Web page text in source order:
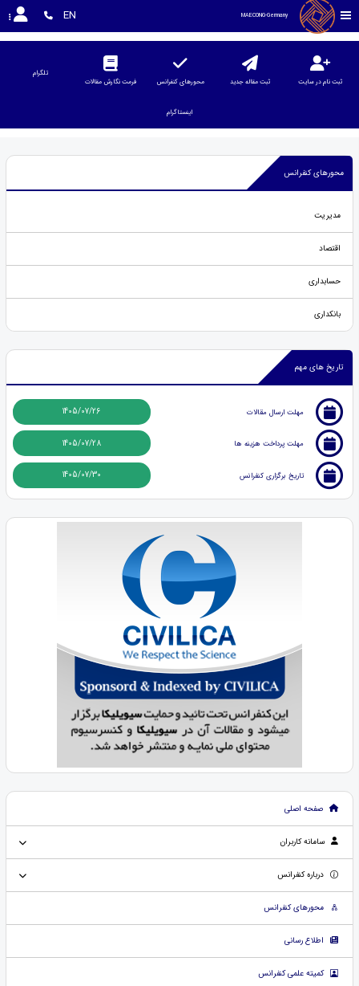
MAECONG-Germany
EN
ثبت نام در سایت ثبت مقاله جدید محورهای کنفرانس فرمت نگارش مقالات
تلگرام
اینستاگرام
محورهای کنفرانس
مدیریت
اقتصاد
حسابداری
بانکداری
تاریخ های مهم
مهلت ارسال مقالات 1405/07/26
مهلت پرداخت هزینه ها 1405/07/28
تاریخ برگزاری کنفرانس 1405/07/30
صفحه اصلی
سامانه کاربران
درباره کنفرانس
محورهای کنفرانس
اطلاع رسانی
کمیته علمی کنفرانس